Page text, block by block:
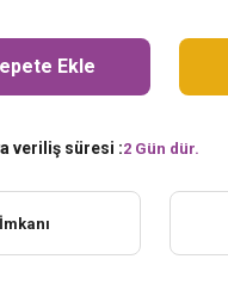
Ekle
veriliş süresi :2 Gün dür.